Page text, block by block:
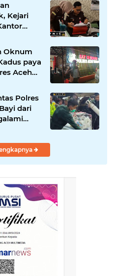
Kejari
Oknum
paya
Aceh
Polres
dari